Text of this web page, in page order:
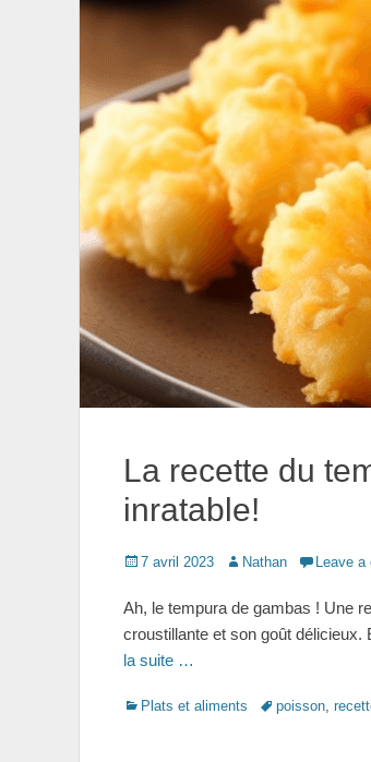
La recette du
inratable!
Posted
7 avril 2023 AuthorNathan Leave a
Ah, le tempura de gambas ! Une
croustillante et son goût délicieux.
la suite …
Categories
Plats et aliments Tagspoisson,